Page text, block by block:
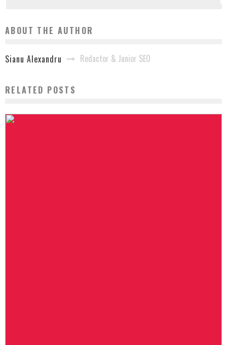
ABOUT THE AUTHOR
Sianu Alexandru Redactor & Junior SEO
RELATED POSTS